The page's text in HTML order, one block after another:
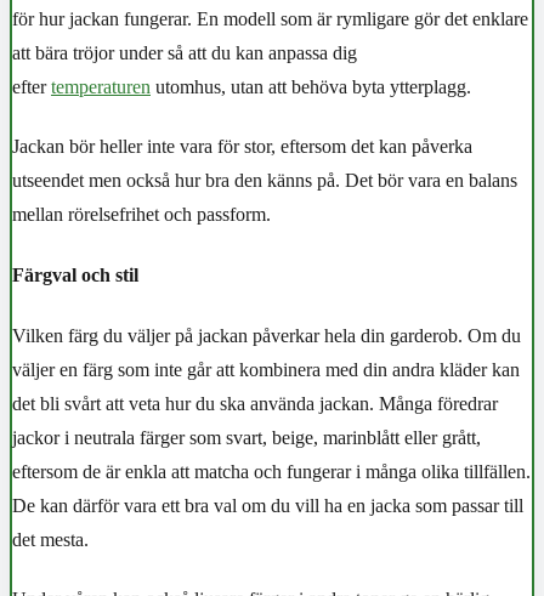
för hur jackan fungerar. En modell som är rymligare gör det enklare
att bära tröjor under så att du kan anpassa dig
eftertemperaturen utomhus, utan att behöva byta ytterplagg.
Jackan bör heller inte vara för stor, eftersom det kan påverka
utseendet men också hur bra den känns på. Det bör vara en balans
mellan rörelsefrihet och passform.
Färgval och stil
Vilken färg du väljer på jackan påverkar hela din garderob. Om du
väljer en färg som inte går att kombinera med din andra kläder kan
det bli svårt att veta hur du ska använda jackan. Många föredrar
jackor i neutrala färger som svart, beige, marinblått eller grått,
eftersom de är enkla att matcha och fungerar i många olika tillfällen.
De kan därför vara ett bra val om du vill ha en jacka som passar till
det mesta.